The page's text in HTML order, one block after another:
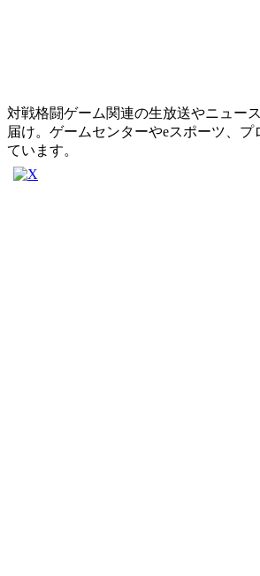
対戦格闘ゲーム関連の生放送やニュー
届け。ゲームセンターやeスポーツ、プ
ています。